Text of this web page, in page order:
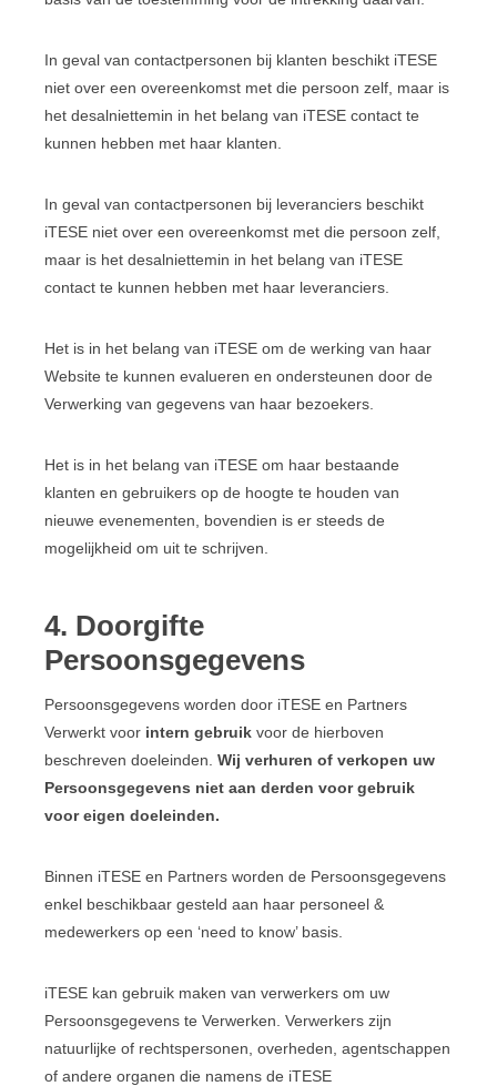
In geval van contactpersonen bij klanten beschikt iTESE
niet over een overeenkomst met die persoon zelf, maar is
het desalniettemin in het belang van iTESE contact te
kunnen hebben met haar klanten.
In geval van contactpersonen bij leveranciers beschikt
iTESE niet over een overeenkomst met die persoon zelf,
maar is het desalniettemin in het belang van iTESE
contact te kunnen hebben met haar leveranciers.
Het is in het belang van iTESE om de werking van haar
Website te kunnen evalueren en ondersteunen door de
Verwerking van gegevens van haar bezoekers.
Het is in het belang van iTESE om haar bestaande
klanten en gebruikers op de hoogte te houden van
nieuwe evenementen, bovendien is er steeds de
mogelijkheid om uit te schrijven.
4. Doorgifte
Persoonsgegevens
Persoonsgegevens worden door iTESE en Partners
Verwerkt voor intern gebruik voor de hierboven
beschreven doeleinden. Wij verhuren of verkopen uw
Persoonsgegevens niet aan derden voor gebruik
voor eigen doeleinden.
Binnen iTESE en Partners worden de Persoonsgegevens
enkel beschikbaar gesteld aan haar personeel &
medewerkers op een ‘need to know’ basis.
iTESE kan gebruik maken van verwerkers om uw
Persoonsgegevens te Verwerken. Verwerkers zijn
natuurlijke of rechtspersonen, overheden, agentschappen
of andere organen die namens de iTESE